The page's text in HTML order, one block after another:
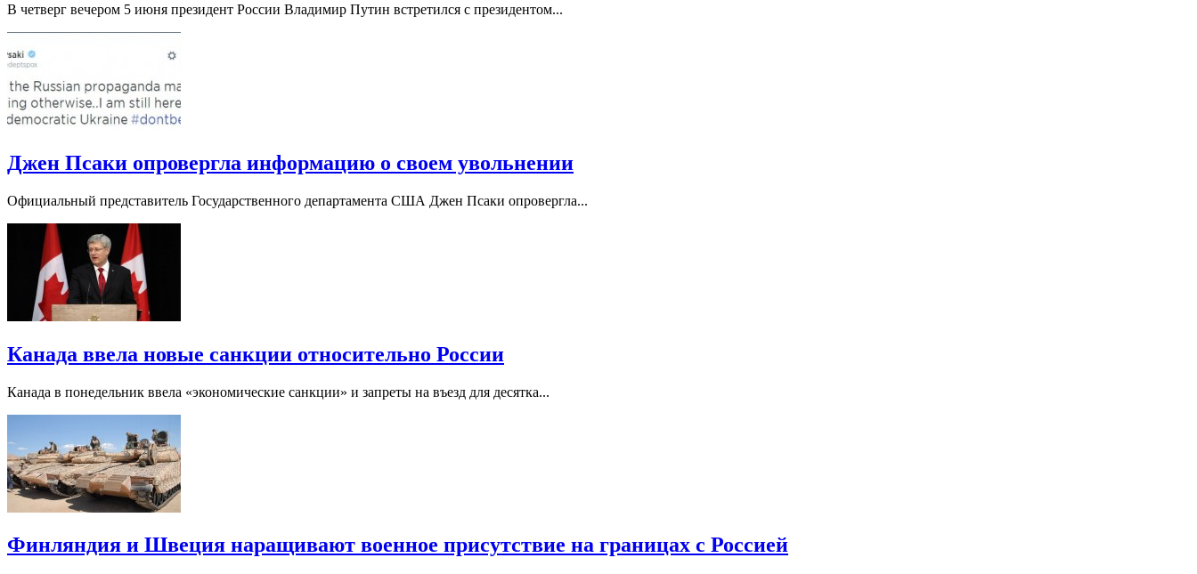
В четверг вечером 5 июня президент России Владимир Путин встретился с президентом...
Джен Псаки опровергла информацию о своем увольнении
Официальный представитель Государственного департамента США Джен Псаки опровергла...
Канада ввела новые санкции относительно России
Канада в понедельник ввела «экономические санкции» и запреты на въезд для десятка...
Финляндия и Швеция наращивают военное присутствие на границах с Россией